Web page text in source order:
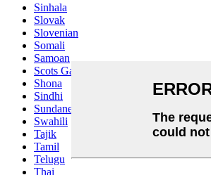
Sinhala
Slovak
Slovenian
Somali
Samoan
Scots Gaelic
Shona
Sindhi
Sundanese
Swahili
Tajik
Tamil
Telugu
Thai